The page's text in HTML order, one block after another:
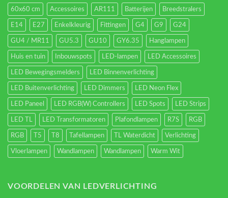
60x60 cm Accessoires AR111 Batterijen Breedstralers
E14 E27 Enkelkleurig Fittingen G4 G9 G24
GU4 / MR11 GU5.3 GU10 GY6.35 Hanglampen
Huis en tuin Inbouwspots LED-lampen LED Accessoires
LED Bewegingsmelders LED Binnenverlichting
LED Buitenverlichting LED Dimmers LED Neon Flex
LED Paneel LED RGB(W) Controllers LED Spots LED Strips
LED TL LED Transformatoren Plafondlampen R7S RGB
RGB T5 T8 Tafellampen TL Waterdicht Verlichting
Vloerlampen Wandlampen Wandlampen Warm Wit
VOORDELEN VAN LEDVERLICHTING